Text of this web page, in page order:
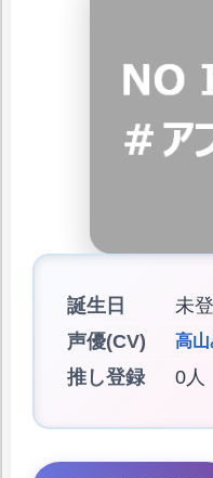
誕生日
未
声優(CV)
高
推し登録 0人